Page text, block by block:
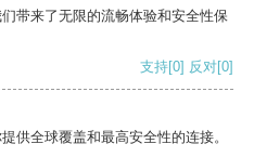
带来了无限的流畅体验和安全性保
支持[0] 反对[0]
供全球覆盖和最高安全性的连接。